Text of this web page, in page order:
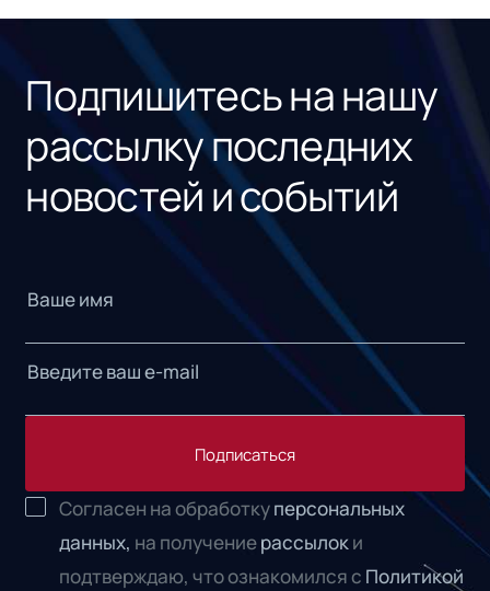
Подпишитесь на нашу
рассылку последних
новостей и событий
Подписаться
Согласен на обработкуперсональных
данных, на получениерассылоки
подтверждаю, что ознакомился с Политикой